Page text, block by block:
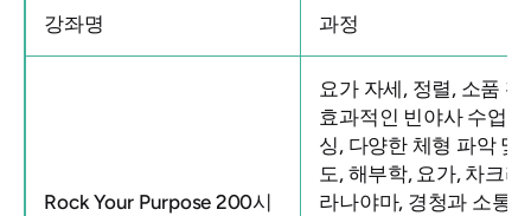
강좌명 과정
Rock Your Purpose 200시
요가 자세, 정렬, 소품 활
효과적인 빈야사 수업
싱, 다양한 체형 파악 및
도, 해부학, 요가, 차크라
라나야마, 경청과 소통,